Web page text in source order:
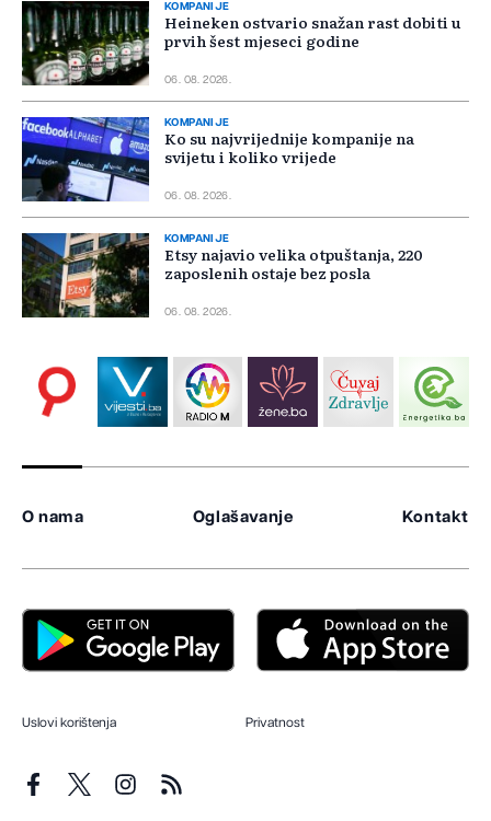
KOMPANIJE
Heineken ostvario snažan rast dobiti u
prvih šest mjeseci godine
06. 08. 2026.
KOMPANIJE
Ko su najvrijednije kompanije na
svijetu i koliko vrijede
06. 08. 2026.
KOMPANIJE
Etsy najavio velika otpuštanja, 220
zaposlenih ostaje bez posla
06. 08. 2026.
O nama Oglašavanje Kontakt
Uslovi korištenja Privatnost